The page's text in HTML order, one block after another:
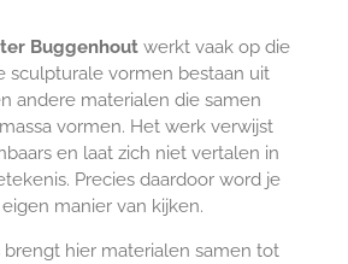
Buggenhoutwerkt vaak op die
sculpturale vormen bestaan uit
andere materialen die samen
vormen. Het werk verwijst
en laat zich niet vertalen in
Precies daardoor word je
manier van kijken.
brengt hier materialen samen tot